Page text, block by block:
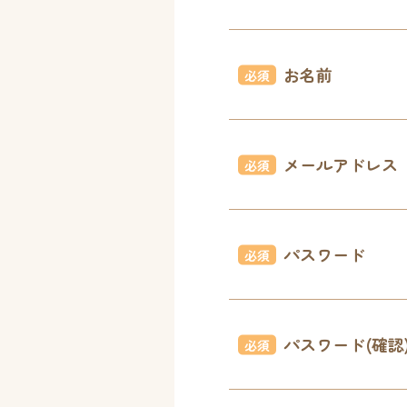
お名前
必須
メールアドレス
必須
パスワード
必須
パスワード(確
必須